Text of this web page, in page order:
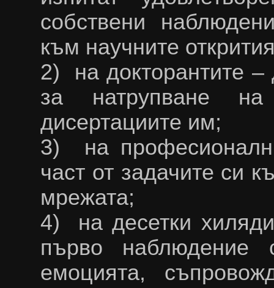
собствени
към научните
2) на докторантите –
за натрупване
дисертациите им;
3) на
част от задачите си
мрежата;
4) на десетки
първо наблюдение
емоцията,